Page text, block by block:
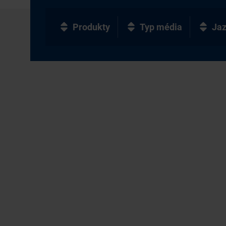
Produkty Typ média